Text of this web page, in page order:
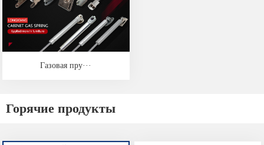
Газовая пру···
Горячие продукты